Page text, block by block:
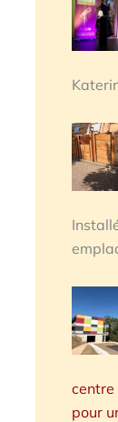
centre
pour